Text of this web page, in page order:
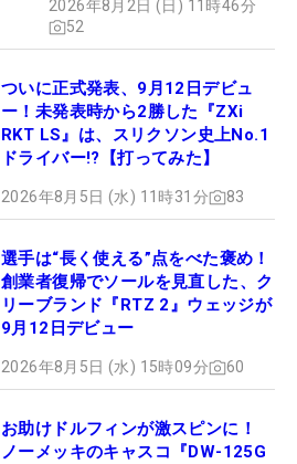
2026年8月2日 (日) 11時46分
52
ついに正式発表、9月12日デビュ
ー！未発表時から2勝した『ZXi
RKT LS』は、スリクソン史上No.1
ドライバー!?【打ってみた】
2026年8月5日 (水) 11時31分 83
選手は“長く使える”点をべた褒め！
創業者復帰でソールを見直した、ク
リーブランド『RTZ 2』ウェッジが
9月12日デビュー
2026年8月5日 (水) 15時09分 60
お助けドルフィンが激スピンに！
ノーメッキのキャスコ『DW-125G